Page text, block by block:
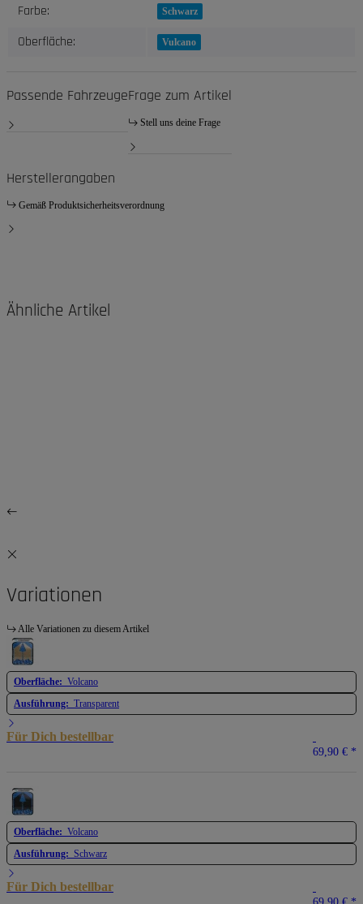
Produkteigenschaft
Wert
Farbe: Schwarz
Oberfläche: Vulcano
Passende FahrzeugeFrage zum Artikel
Stell uns deine Frage
Herstellerangaben
Gemäß Produktsicherheitsverordnung
Ähnliche Artikel
Variationen
Alle Variationen zu diesem Artikel
Oberfläche: Volcano
Ausführung: Transparent
Für Dich bestellbar
69,90 € *
Oberfläche: Volcano
Ausführung: Schwarz
Für Dich bestellbar